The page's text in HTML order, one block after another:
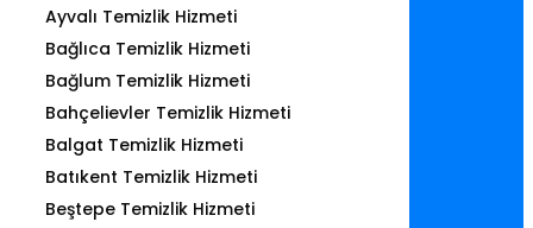
Ayvalı Temizlik Hizmeti
Bağlıca Temizlik Hizmeti
Bağlum Temizlik Hizmeti
Bahçelievler Temizlik Hizmeti
Balgat Temizlik Hizmeti
Batıkent Temizlik Hizmeti
Beştepe Temizlik Hizmeti